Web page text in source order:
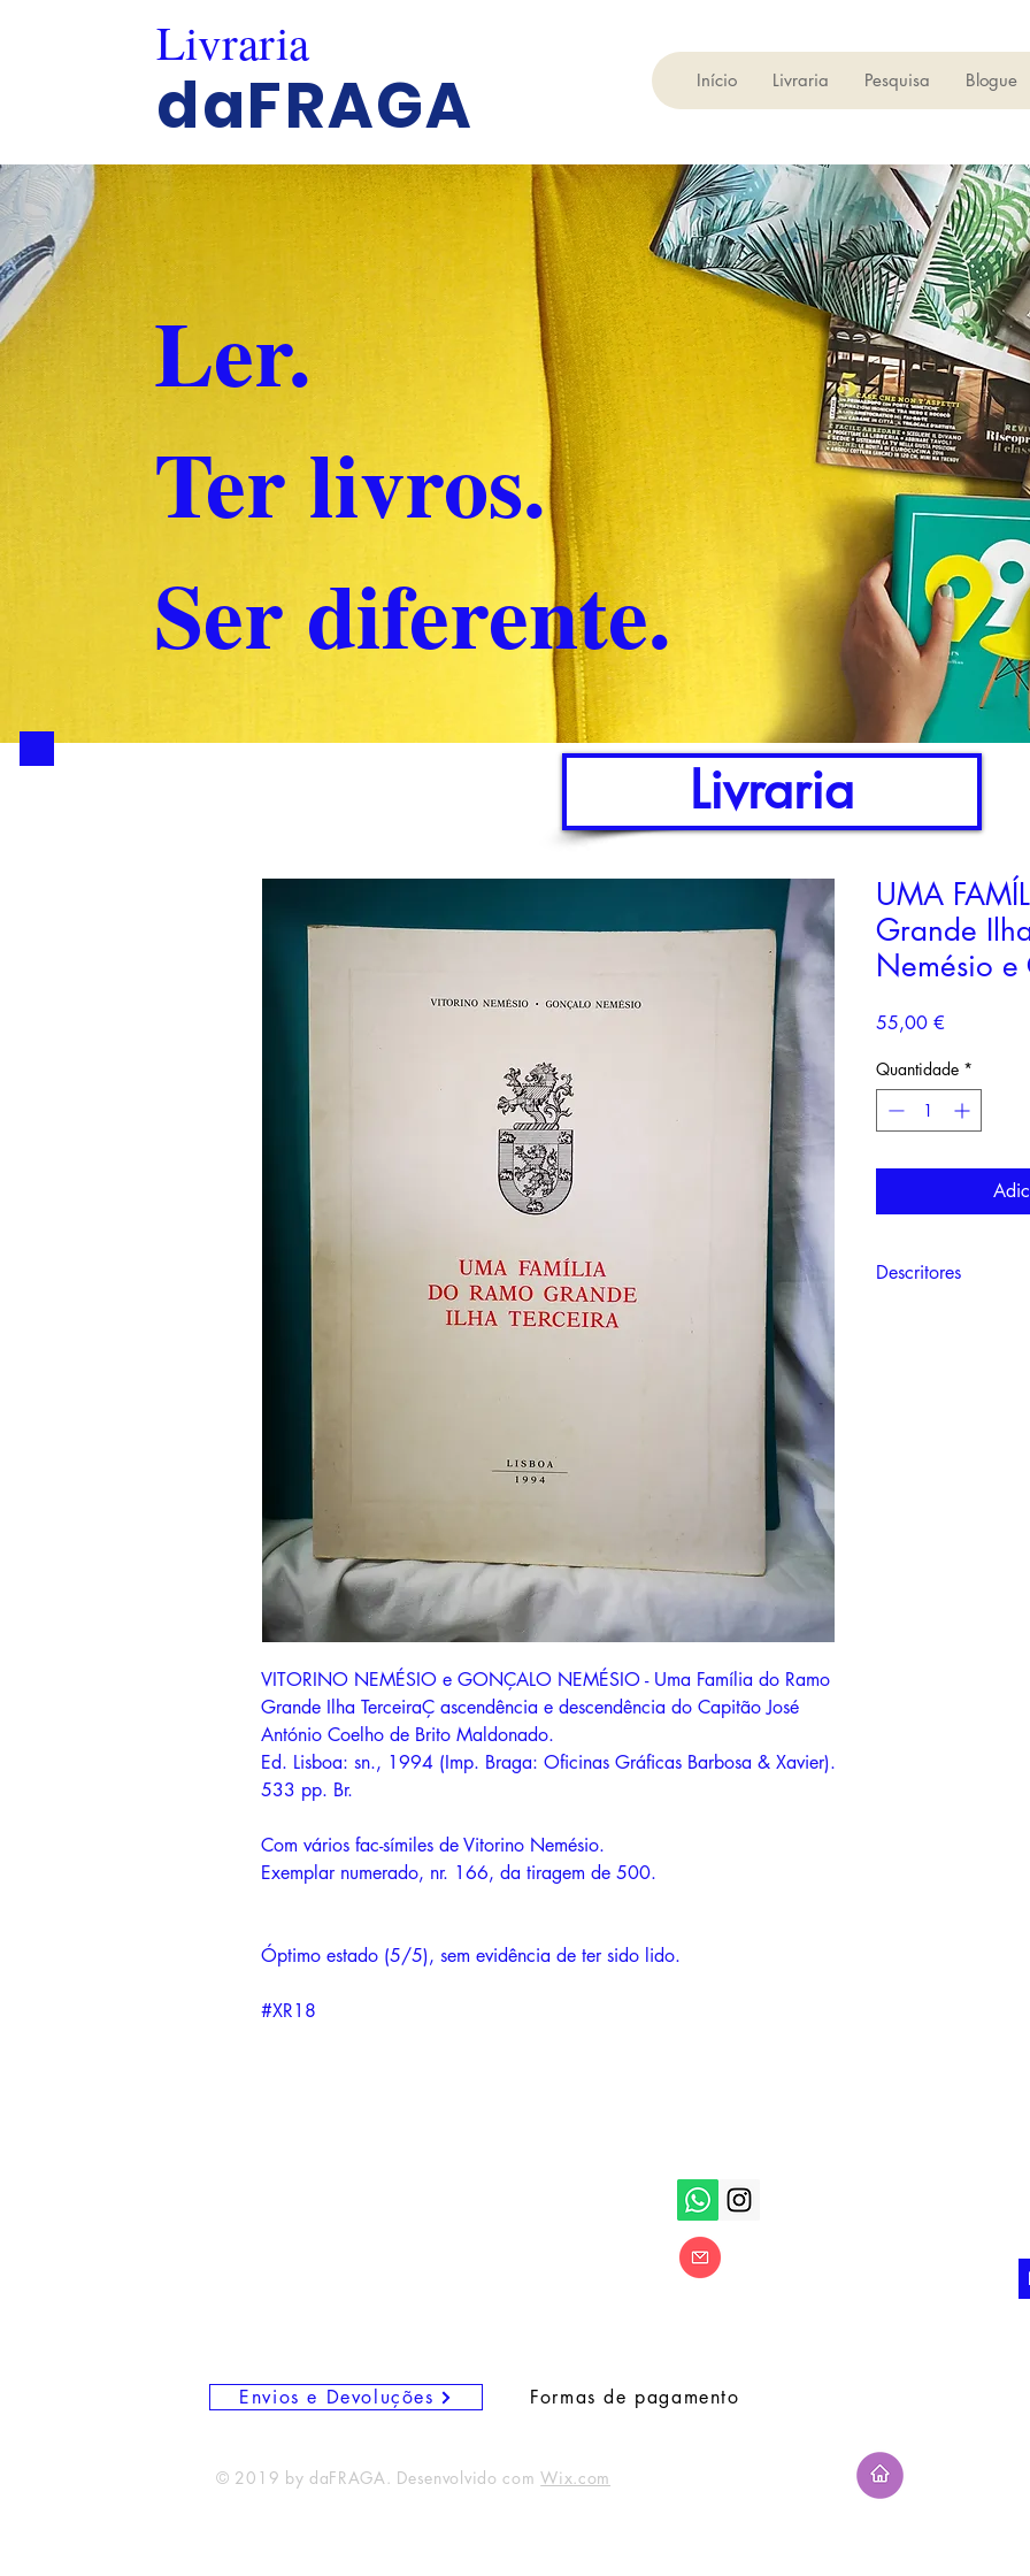
daFRAGA
Livraria
Início Livraria Pesquisa Blogue
Ler.
Ter livros.
Ser diferente.
Livraria
VITORINO NEMÉSIO e GONÇALO NEMÉSIO - Uma Família do Ramo
Grande Ilha TerceiraÇ ascendência e descendência do Capitão José
António Coelho de Brito Maldonado.
Ed. Lisboa: sn., 1994 (Imp. Braga: Oficinas Gráficas Barbosa & Xavier).
533 pp. Br.
Com vários fac-símiles de Vitorino Nemésio.
Exemplar numerado, nr. 166, da tiragem de 500.
Óptimo estado (5/5), sem evidência de ter sido lido.
#XR18
UMA
Grande
Nemésio
55,00 €Preço
Quantidade *
Descritores
Envios e Devoluções Formas de pagamento
© 2019 by daFRAGA. Desenvolvido comWix.com